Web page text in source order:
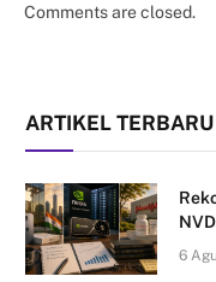
Comments are closed.
ARTIKEL TERBARU
6